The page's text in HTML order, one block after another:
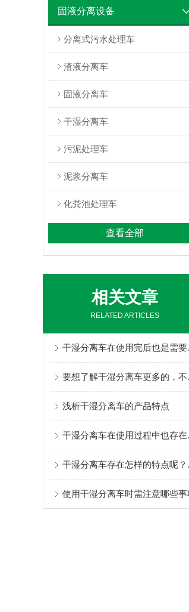
固液分离设备
分离式污水处理车
渣液分离车
固液分离车
干湿分离车
污泥处理车
泥浆分离车
化粪池处理车
查看全部
相关文章
RELATED ARTICLES
干湿
要
浅析干湿分离车的产品特点
干
干
使用干湿分离车时需注意哪些事